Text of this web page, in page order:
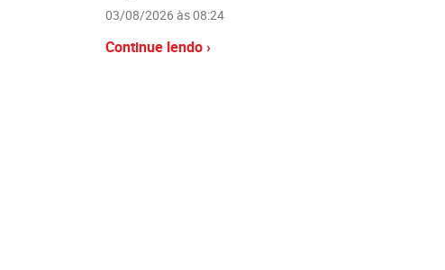
03/08/2026 às 08:24
Continue lendo ›